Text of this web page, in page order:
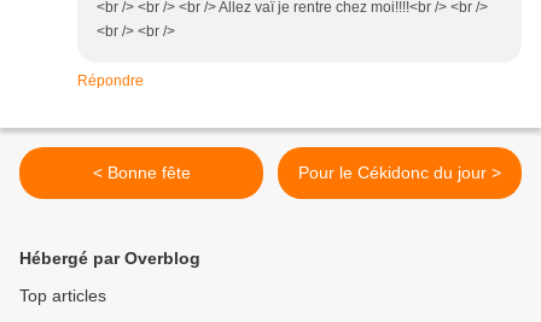
<br /> <br /> <br /> Allez vaï je rentre chez moi!!!!<br /> <br />
<br /> <br />
Répondre
< Bonne fête Pour le Cékidonc du jour >
Hébergé par Overblog
Top articles